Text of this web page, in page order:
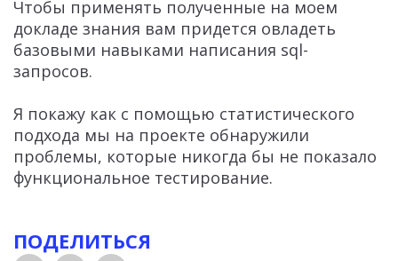
Чтобы применять полученные на моем
докладе знания вам придется овладеть
базовыми навыками написания sql-
запросов.
Я покажу как с помощью статистического
подхода мы на проекте обнаружили
проблемы, которые никогда бы не показало
функциональное тестирование.
ПОДЕЛИТЬСЯ